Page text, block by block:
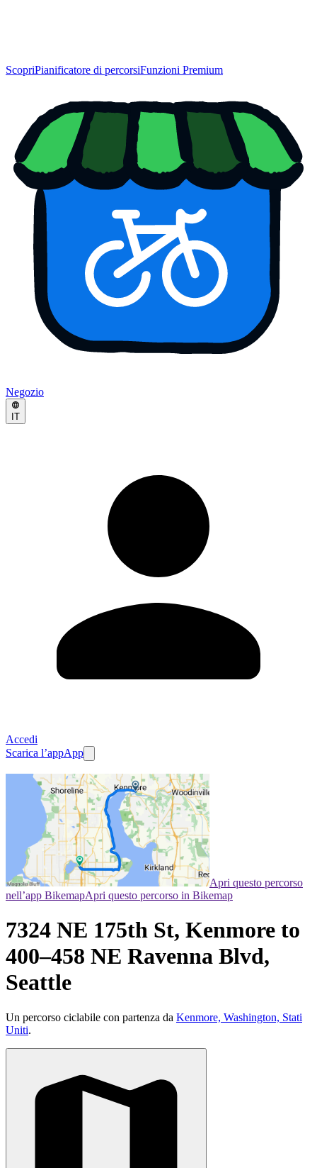
ScopriPianificatore di percorsiFunzioni Premium
Negozio
IT
Accedi
Scarica l’appApp
Apri questo percorso
nell’app BikemapApri questo percorso in Bikemap
7324 NE 175th St, Kenmore to
400–458 NE Ravenna Blvd,
Seattle
Un percorso ciclabile con partenza da Kenmore, Washington, Stati
Uniti.